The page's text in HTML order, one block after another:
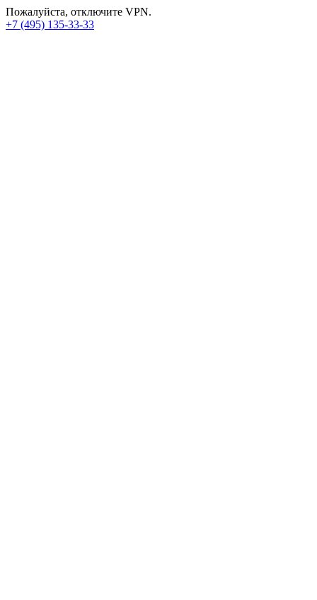
Пожалуйста, отключите VPN.
+7 (495) 135-33-33